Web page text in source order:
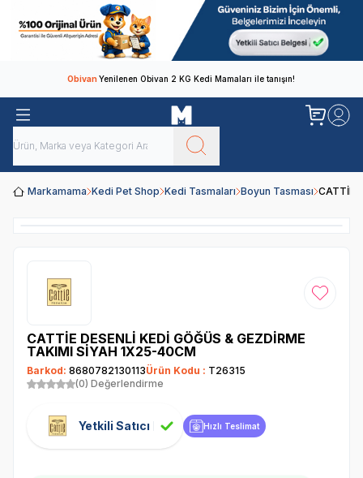
ObivanYenilenen Obivan 2 KG Kedi Mamaları ile tanışın!
Markamama Kedi Pet Shop Kedi Tasmaları Boyun Tasması CATTİE
Favoriye
CATTİE DESENLİ KEDİ GÖĞÜS & GEZDİRME
TAKIMI SİYAH 1X25-40CM
Barkod: 8680782130113Ürün Kodu : T26315
(0) Değerlendirme
Yetkili Satıcı Hızlı Teslimat